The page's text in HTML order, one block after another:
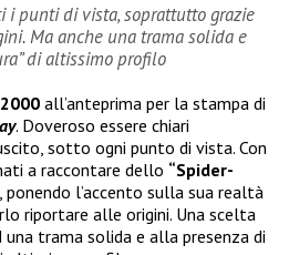
punti di vista, soprattutto grazie
Ma anche una trama solida e
di altissimo profilo
all’anteprima per la stampa di
. Doveroso essere chiari
sotto ogni punto di vista. Con
a raccontare dello “Spider-
, ponendo l’accento sulla sua realtà
riportare alle origini. Una scelta
una trama solida e alla presenza di